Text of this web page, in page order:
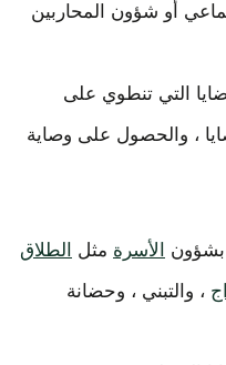
أو شؤون المحاربين
التي تنطوي على
، والحصول على وصاية
بشؤون الأسرة مثل
الطلاق
، والتبني ، وحضانة